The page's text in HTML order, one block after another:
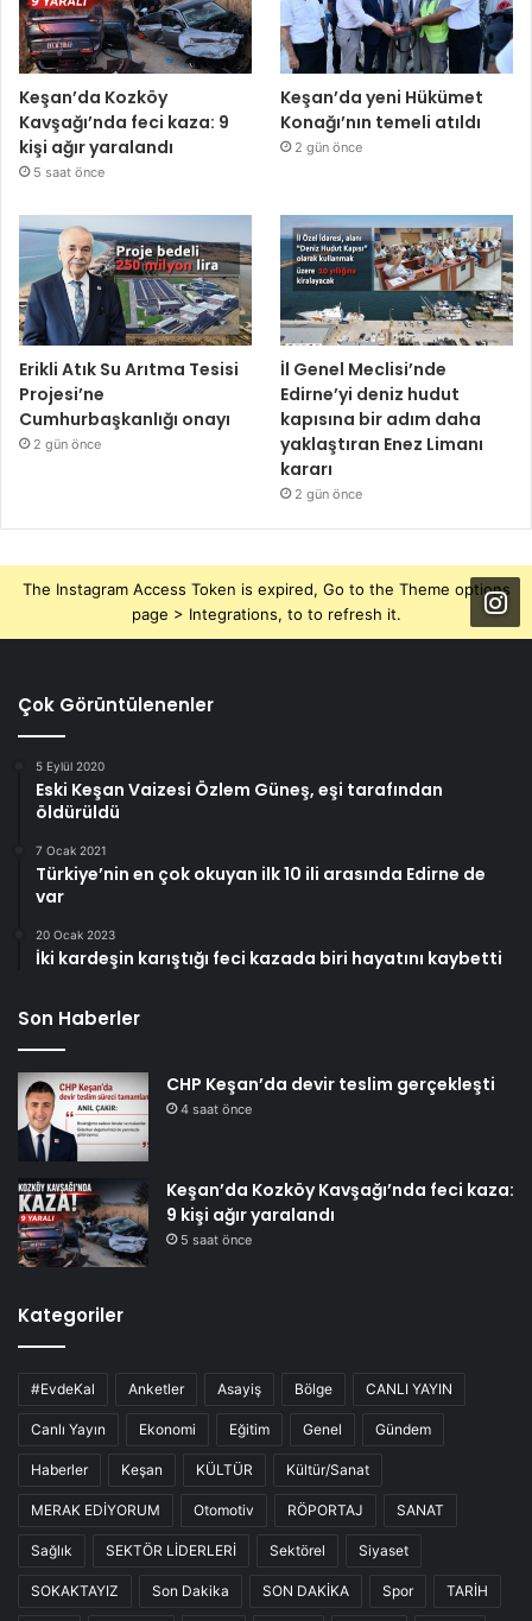
Keşan’da Kozköy
Kavşağı’nda feci kaza: 9
kişi ağır yaralandı
5 saat önce
Keşan’da yeni Hükümet
Konağı’nın temeli atıldı
2 gün önce
Erikli Atık Su Arıtma Tesisi
Projesi’ne
Cumhurbaşkanlığı onayı
2 gün önce
İl Genel Meclisi’nde
Edirne’yi deniz hudut
kapısına bir adım daha
yaklaştıran Enez Limanı
kararı
2 gün önce
The Instagram Access Token is expired, Go to the Theme options
page > Integrations, to to refresh it.
Çok Görüntülenenler
5 Eylül 2020
Eski Keşan Vaizesi Özlem Güneş, eşi tarafından
öldürüldü
7 Ocak 2021
Türkiye’nin en çok okuyan ilk 10 ili arasında Edirne de
var
20 Ocak 2023
İki kardeşin karıştığı feci kazada biri hayatını kaybetti
Son Haberler
CHP Keşan’da devir teslim gerçekleşti
4 saat önce
Keşan’da Kozköy Kavşağı’nda feci kaza:
9 kişi ağır yaralandı
5 saat önce
Kategoriler
#EvdeKal Anketler Asayiş Bölge CANLI YAYIN
Canlı Yayın Ekonomi Eğitim Genel Gündem
Haberler Keşan KÜLTÜR Kültür/Sanat
MERAK EDİYORUM Otomotiv RÖPORTAJ SANAT
Sağlık SEKTÖR LİDERLERİ Sektörel Siyaset
SOKAKTAYIZ Son Dakika SON DAKİKA Spor TARİH